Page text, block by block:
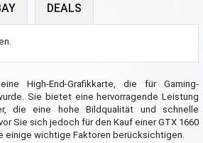
DEALS
High-End-Grafikkarte, die für Gaming-
Sie bietet eine hervorragende Leistung
die eine hohe Bildqualität und schnelle
Sie sich jedoch für den Kauf einer GTX 1660
einige wichtige Faktoren berücksichtigen.